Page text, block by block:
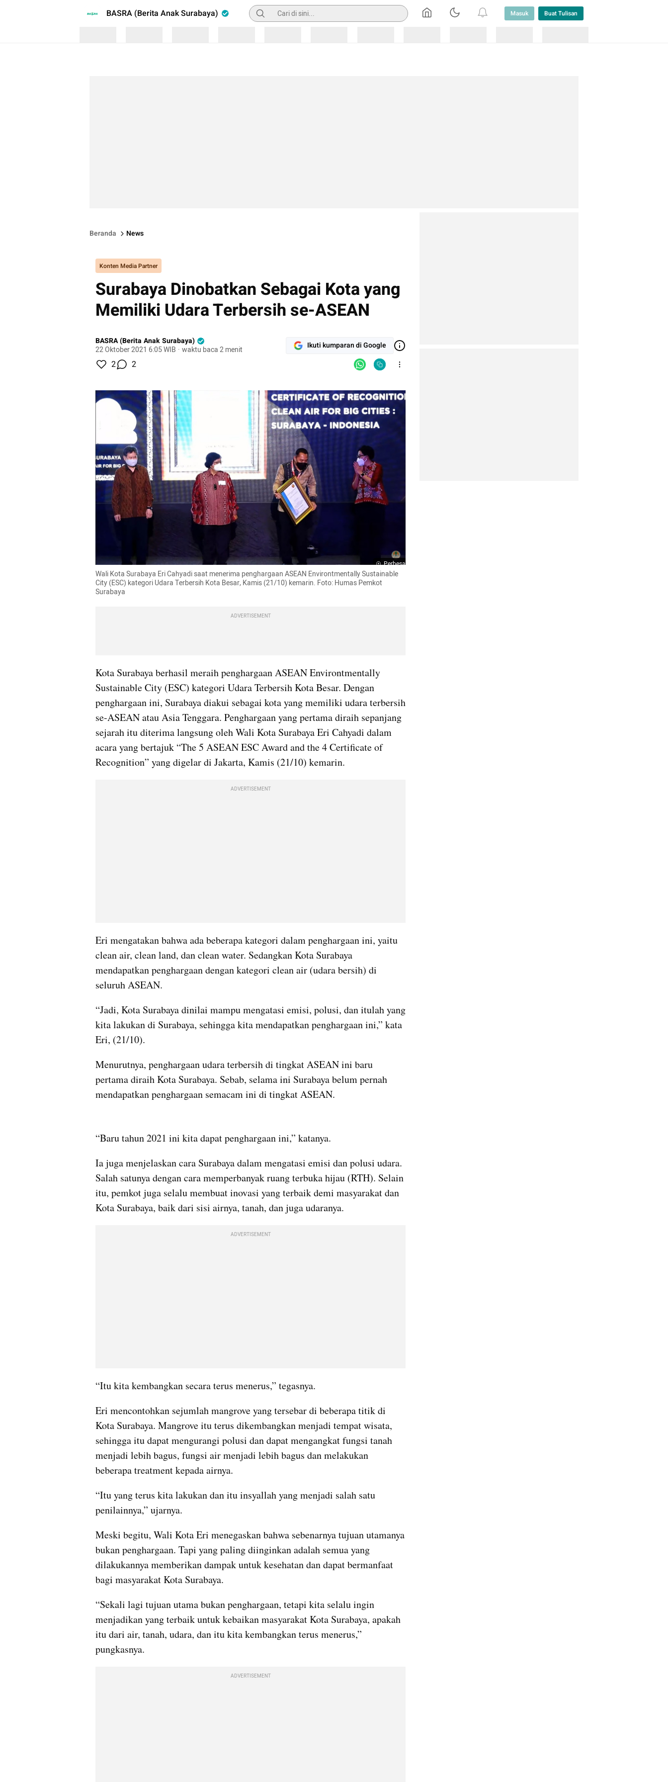
BASRA (Berita Anak Surabaya) Pencarian Masuk Buat Tulisan
Beranda News
Konten Media Partner
Surabaya Dinobatkan Sebagai Kota yang
Memiliki Udara Terbersih se-ASEAN
BASRA (Berita Anak Surabaya)
22 Oktober 2021 6:05 WIB · waktu baca 2 menit Ikuti kumparan di Google
2 2
Perbesar
Wali Kota Surabaya Eri Cahyadi saat menerima penghargaan ASEAN Environtmentally Sustainable
City (ESC) kategori Udara Terbersih Kota Besar, Kamis (21/10) kemarin. Foto: Humas Pemkot
Surabaya
ADVERTISEMENT
Kota Surabaya berhasil meraih penghargaan ASEAN Environtmentally
Sustainable City (ESC) kategori Udara Terbersih Kota Besar. Dengan
penghargaan ini, Surabaya diakui sebagai kota yang memiliki udara terbersih
se-ASEAN atau Asia Tenggara. Penghargaan yang pertama diraih sepanjang
sejarah itu diterima langsung oleh Wali Kota Surabaya Eri Cahyadi dalam
acara yang bertajuk “The 5 ASEAN ESC Award and the 4 Certificate of
Recognition” yang digelar di Jakarta, Kamis (21/10) kemarin.
ADVERTISEMENT
Eri mengatakan bahwa ada beberapa kategori dalam penghargaan ini, yaitu
clean air, clean land, dan clean water. Sedangkan Kota Surabaya
mendapatkan penghargaan dengan kategori clean air (udara bersih) di
seluruh ASEAN.
“Jadi, Kota Surabaya dinilai mampu mengatasi emisi, polusi, dan itulah yang
kita lakukan di Surabaya, sehingga kita mendapatkan penghargaan ini,” kata
Eri, (21/10).
Menurutnya, penghargaan udara terbersih di tingkat ASEAN ini baru
pertama diraih Kota Surabaya. Sebab, selama ini Surabaya belum pernah
mendapatkan penghargaan semacam ini di tingkat ASEAN.
“Baru tahun 2021 ini kita dapat penghargaan ini,” katanya.
Ia juga menjelaskan cara Surabaya dalam mengatasi emisi dan polusi udara.
Salah satunya dengan cara memperbanyak ruang terbuka hijau (RTH). Selain
itu, pemkot juga selalu membuat inovasi yang terbaik demi masyarakat dan
Kota Surabaya, baik dari sisi airnya, tanah, dan juga udaranya.
ADVERTISEMENT
“Itu kita kembangkan secara terus menerus,” tegasnya.
Eri mencontohkan sejumlah mangrove yang tersebar di beberapa titik di
Kota Surabaya. Mangrove itu terus dikembangkan menjadi tempat wisata,
sehingga itu dapat mengurangi polusi dan dapat mengangkat fungsi tanah
menjadi lebih bagus, fungsi air menjadi lebih bagus dan melakukan
beberapa treatment kepada airnya.
“Itu yang terus kita lakukan dan itu insyallah yang menjadi salah satu
penilainnya,” ujarnya.
Meski begitu, Wali Kota Eri menegaskan bahwa sebenarnya tujuan utamanya
bukan penghargaan. Tapi yang paling diinginkan adalah semua yang
dilakukannya memberikan dampak untuk kesehatan dan dapat bermanfaat
bagi masyarakat Kota Surabaya.
“Sekali lagi tujuan utama bukan penghargaan, tetapi kita selalu ingin
menjadikan yang terbaik untuk kebaikan masyarakat Kota Surabaya, apakah
itu dari air, tanah, udara, dan itu kita kembangkan terus menerus,”
pungkasnya.
ADVERTISEMENT